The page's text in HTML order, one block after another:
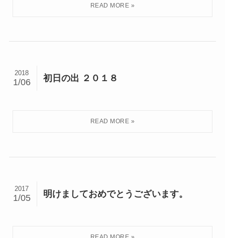
初日の出 ２０１８
2018
1/06
明けましておめでとうございます。
2017
1/05